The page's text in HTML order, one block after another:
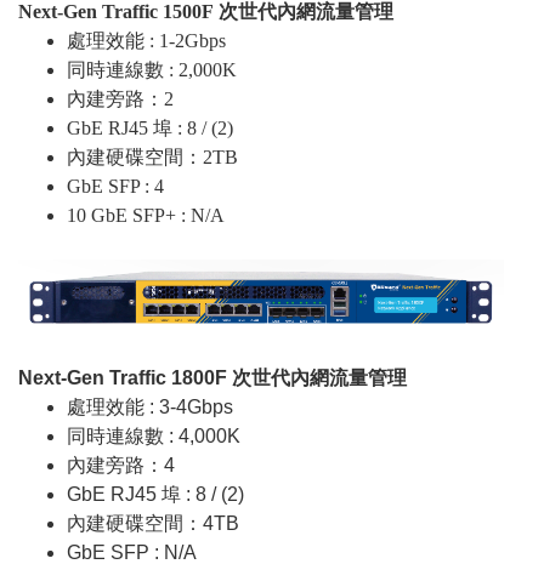
Next-Gen Traffic 1500F 次世代內網流量管理
處理效能 : 1-2Gbps
同時連線數 : 2,000K
內建旁路：2
GbE RJ45 埠 : 8 / (2)
內建硬碟空間：2TB
GbE SFP : 4
10 GbE SFP+ : N/A
Next-Gen Traffic 1800F 次世代內網流量管理
處理效能 : 3-4Gbps
同時連線數 : 4,000K
內建旁路：4
GbE RJ45 埠 : 8 / (2)
內建硬碟空間：4TB
GbE SFP : N/A